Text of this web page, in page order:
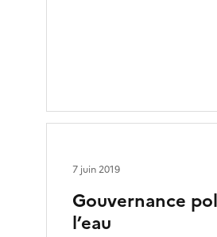
Gouvernance
l’eau
7 juin 2019